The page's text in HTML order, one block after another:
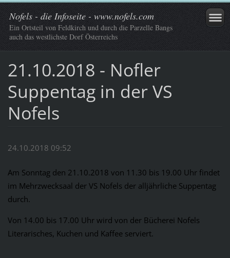
Nofels - die Infoseite - www.nofels.com
Ein Ortsteil von Feldkirch und durch die Parzelle Bangs
auch das westlichste Dorf Österreichs
21.10.2018 - Nofler
Suppentag in der VS
Nofels
24.10.2018 09:52
Am Sonntag den 21.10.2018 von 11.30 bis 19.00 Uhr findet
im Mehrzwecksaal der VS Nofels der alljährliche Suppentag
durch.
Von 14.00 bis 17.00 Uhr wird von der Bücherei Nofels
Literarisches, Kuchen und Kaffee serviert.